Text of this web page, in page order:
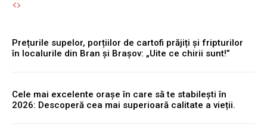
Prețurile supelor, porțiilor de cartofi prăjiți și fripturilor
în localurile din Bran și Brașov: „Uite ce chirii sunt!”
Cele mai excelente orașe în care să te stabilești în
2026: Descoperă cea mai superioară calitate a vieții.